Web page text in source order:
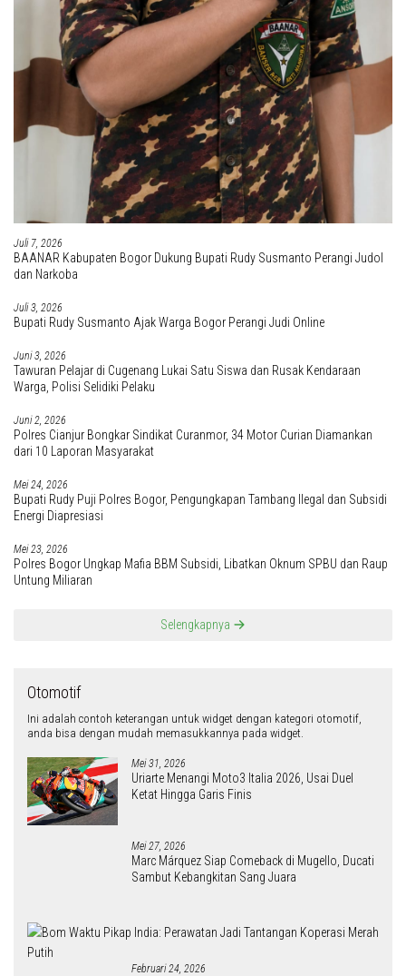
Juli 7, 2026
BAANAR Kabupaten Bogor Dukung Bupati Rudy Susmanto Perangi Judol
dan Narkoba
Juli 3, 2026
Bupati Rudy Susmanto Ajak Warga Bogor Perangi Judi Online
Juni 3, 2026
Tawuran Pelajar di Cugenang Lukai Satu Siswa dan Rusak Kendaraan
Warga, Polisi Selidiki Pelaku
Juni 2, 2026
Polres Cianjur Bongkar Sindikat Curanmor, 34 Motor Curian Diamankan
dari 10 Laporan Masyarakat
Mei 24, 2026
Bupati Rudy Puji Polres Bogor, Pengungkapan Tambang Ilegal dan Subsidi
Energi Diapresiasi
Mei 23, 2026
Polres Bogor Ungkap Mafia BBM Subsidi, Libatkan Oknum SPBU dan Raup
Untung Miliaran
Selengkapnya
Otomotif
Ini adalah contoh keterangan untuk widget dengan kategori otomotif,
anda bisa dengan mudah memasukkannya pada widget.
Mei 31, 2026
Uriarte Menangi Moto3 Italia 2026, Usai Duel
Ketat Hingga Garis Finis
Mei 27, 2026
Marc Márquez Siap Comeback di Mugello, Ducati
Sambut Kebangkitan Sang Juara
Februari 24, 2026